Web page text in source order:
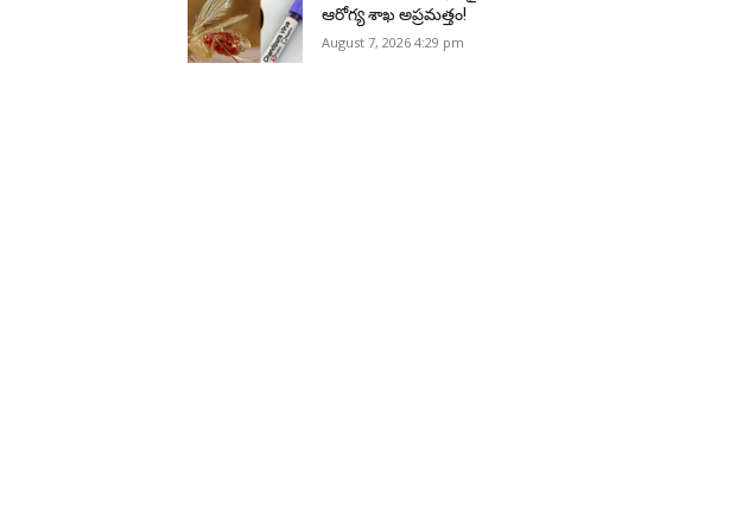
ఆరోగ్య శాఖ అప్రమత్తం!
August 7, 2026 4:29 pm